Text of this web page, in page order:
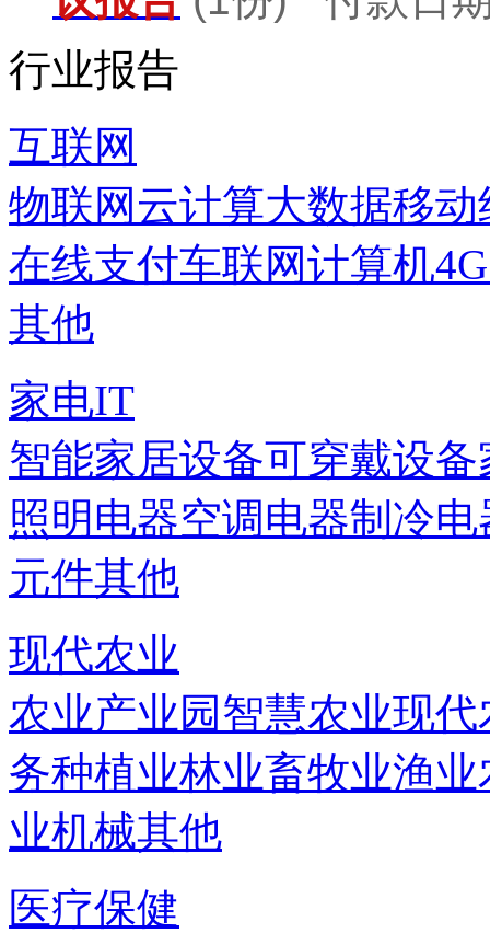
行业报告
互联网
物联网 云计算大数据移动
在线支付车联网计算机
其他
家电IT
智能家居设备可穿戴设备
照明电器空调电器制冷电
元件其他
现代农业
农业产业园智慧农业现代
务种植业林业畜牧业渔业
业机械其他
医疗保健